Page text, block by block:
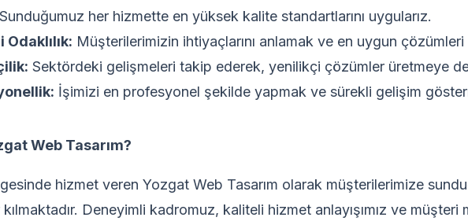
Sunduğumuz her hizmette en yüksek kalite standartlarını uygularız.
Müşterilerimizin ihtiyaçlarını anlamak ve en uygun
Sektördeki gelişmeleri takip ederek, yenilikçi çözümler üretmeye
İşimizi en profesyonel şekilde yapmak ve sürekli gelişim
Web Tasarım?
hizmet veren Yozgat Web Tasarım olarak müşterilerimize
Deneyimli kadromuz, kaliteli hizmet anlayışımız ve